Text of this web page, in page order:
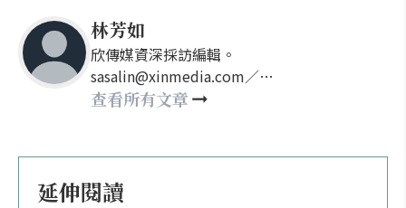
林芳如
欣傳媒資深採訪編輯。
sasalin@xinmedia.com／
happy21917@gmail.com
查看所有文章
延伸閱讀